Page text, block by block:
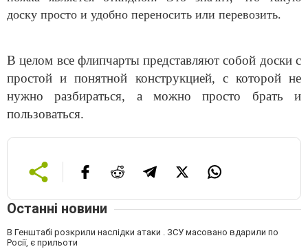
доску просто и удобно переносить или перевозить.
В целом все флипчарты представляют собой доски с
простой и понятной конструкцией, с которой не
нужно разбираться, а можно просто брать и
пользоваться.
Останні новини
В Генштабі розкрили наслідки атаки . ЗСУ масовано вдарили по
Росії, є прильоти